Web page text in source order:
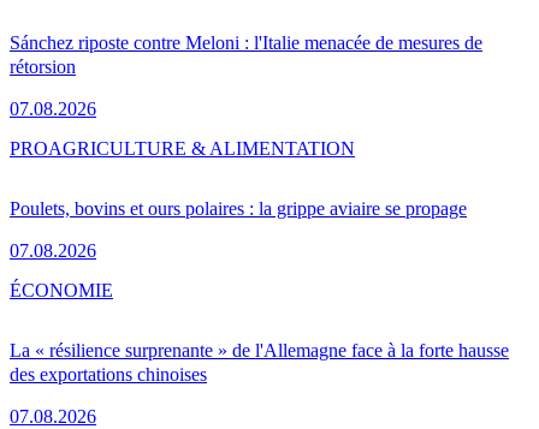
Sánchez riposte contre Meloni : l'Italie menacée de mesures de
rétorsion
07.08.2026
Poulets, bovins et ours polaires : la grippe aviaire se propage
07.08.2026
PROAGRICULTURE & ALIMENTATION
La « résilience surprenante » de l'Allemagne face à la forte hausse
des exportations chinoises
07.08.2026
ÉCONOMIE